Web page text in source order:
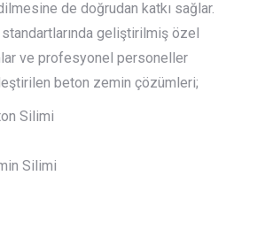
de doğrudan katkı sağlar.
geliştirilmiş özel
ve profesyonel personeller
beton zemin çözümleri;
Silimi
Silimi